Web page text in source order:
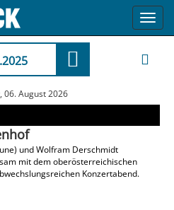
06. August 2026
und Wolfram Derschmidt
mit dem oberösterreichischen
Konzertabend.